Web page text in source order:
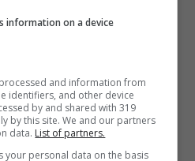
steward ad ogni
il sorgere di
le notizie scelte dalla
tempo realeCLICCA
information on a device
and information from
identifiers, and other device
by and shared with 319
by this site. We and our partners
data. List of partners.
your personal data on the basis